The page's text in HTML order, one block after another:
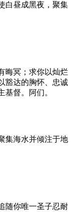
白昼成黑夜，聚集
晦冥；求你以灿烂
豁达的胸怀、忠诚
督。阿们。
集海水并倾注于地
随你唯一圣子忍耐